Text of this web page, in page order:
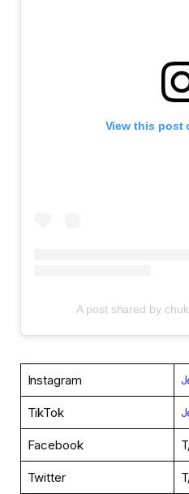
View this post
A post shared by
Instagram
TikTok
Facebook
Twitter